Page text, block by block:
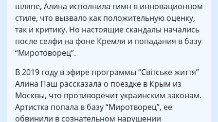
шляпе, Алина исполнила гимн в инновационном
стиле, что вызвало как положительную оценку,
так и критику. Но настоящие скандалы начались
после селфи на фоне Кремля и попадания в базу
“Миротоворец”.
В 2019 году в эфире программы “Світське життя”
Алина Паш рассказала о поездке в Крым из
Москвы, что противоречит украинским законам.
Артистка попала в базу “Миротворец”, ее
обвинили в сознательном нарушении